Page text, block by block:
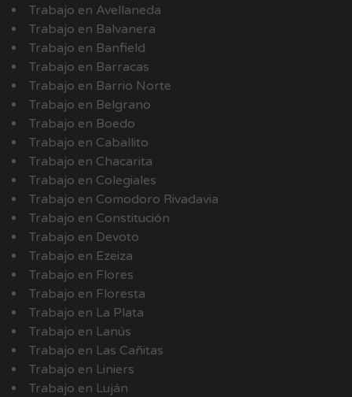
Trabajo en Avellaneda
Trabajo en Balvanera
Trabajo en Banfield
Trabajo en Barracas
Trabajo en Barrio Norte
Trabajo en Belgrano
Trabajo en Boedo
Trabajo en Caballito
Trabajo en Chacarita
Trabajo en Colegiales
Trabajo en Comodoro Rivadavia
Trabajo en Constitución
Trabajo en Devoto
Trabajo en Ezeiza
Trabajo en Flores
Trabajo en Floresta
Trabajo en La Plata
Trabajo en Lanús
Trabajo en Las Cañitas
Trabajo en Liniers
Trabajo en Luján